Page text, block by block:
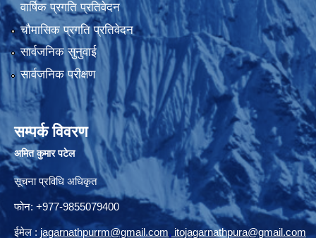
वार्षिक प्रगति प्रतिवेदन
चौमासिक प्रगति प्रतिवेदन
सार्वजनिक सुनुवाई
सार्वजनिक परीक्षण
सम्पर्क विवरण
अमित कुमार पटेल
सूचना प्रविधि अधिकृत
फोन: +977-9855079400
ईमेल : jagarnathpurrm@gmail.com, itojagarnathpura@gmail.com